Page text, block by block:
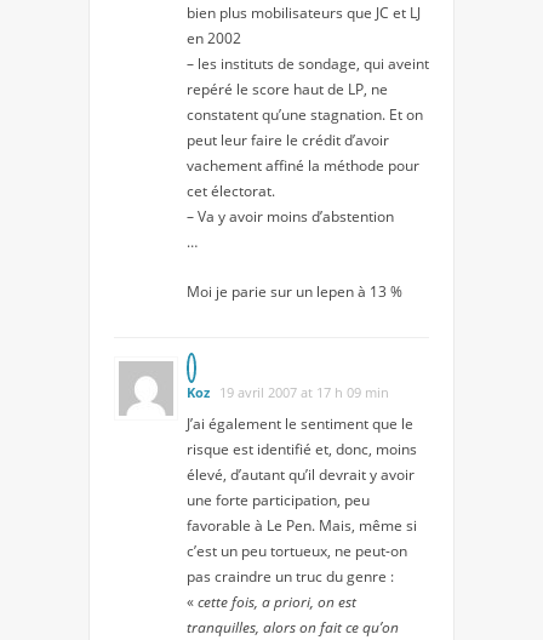
bien plus mobilisateurs que JC et LJ
en 2002
– les instituts de sondage, qui aveint
repéré le score haut de LP, ne
constatent qu’une stagnation. Et on
peut leur faire le crédit d’avoir
vachement affiné la méthode pour
cet électorat.
– Va y avoir moins d’abstention
…
Moi je parie sur un lepen à 13 %
Koz 19 avril 2007 at 17 h 09 min
J’ai également le sentiment que le
risque est identifié et, donc, moins
élevé, d’autant qu’il devrait y avoir
une forte participation, peu
favorable à Le Pen. Mais, même si
c’est un peu tortueux, ne peut-on
pas craindre un truc du genre :
«cette fois, a priori, on est
tranquilles, alors on fait ce qu’on